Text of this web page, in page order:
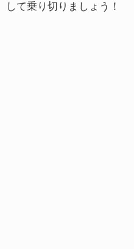
して乗り切りましょう！